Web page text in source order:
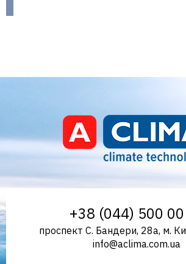
+38 (044) 500
проспект С. Бандери, 28а, м.
info@aclima.com.ua